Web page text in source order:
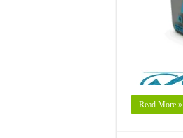
Read More »